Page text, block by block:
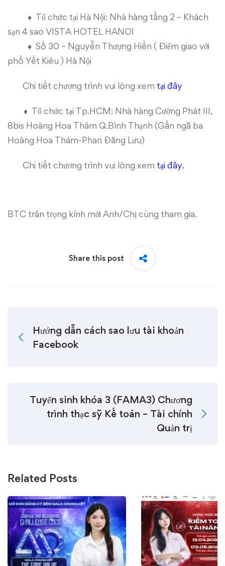
♦ Tổ chức tại Hà Nội: Nhà hàng tầng 2 – Khách
sạn 4 sao VISTA HOTEL HANOI
♦ Số 30 – Nguyễn Thượng Hiền ( Điểm giao với
phố Yết Kiêu ) Hà Nội
Chi tiết chương trình vui lòng xem tại đây
♦ Tổ chức tại Tp.HCM: Nhà hàng Cường Phát III,
8bis Hoàng Hoa Thám Q.Bình Thạnh (Gần ngã ba
Hoàng Hoa Thám-Phan Đăng Lưu)
Chi tiết chương trình vui lòng xem tại đây.
BTC trân trọng kính mời Anh/Chị cùng tham gia.
Share this post
Hướng dẫn cách sao lưu tài khoản
Facebook
Tuyển sinh khóa 3 (FAMA3) Chương
trình thạc sỹ Kế toán – Tài chính
Quản trị
Related Posts